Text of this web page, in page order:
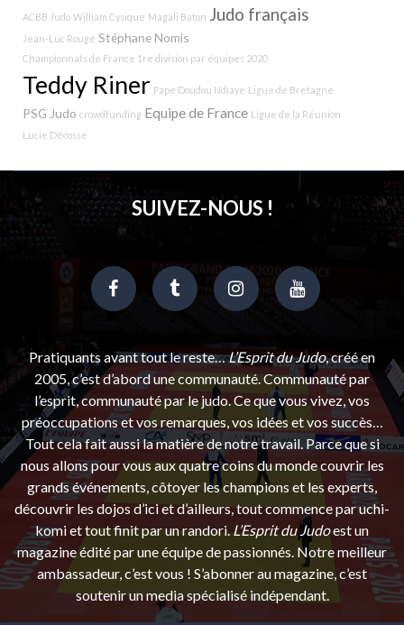
ACBB Judo William Cysique Magali Baton Judo français
Jean-Luc Rougé Stéphane Nomis
Championnats de France 1re division par équipes 2020
Teddy Riner Pape Doudou Ndiaye Ligue de Bretagne
PSG Judo crowdfunding Equipe de France Ligue de la Réunion
Lucie Décosse
SUIVEZ-NOUS !
Pratiquants avant tout le reste…L’Esprit du Judo, créé en
2005, c’est d’abord une communauté. Communauté par
l’esprit, communauté par le judo. Ce que vous vivez, vos
préoccupations et vos remarques, vos idées et vos succès…
Tout cela fait aussi la matière de notre travail. Parce que si
nous allons pour vous aux quatre coins du monde couvrir les
grands événements, côtoyer les champions et les experts,
découvrir les dojos d’ici et d’ailleurs, tout commence par uchi-
komi et tout finit par un randori.L’Esprit du Judoest un
magazine édité par une équipe de passionnés. Notre meilleur
ambassadeur, c’est vous ! S’abonner au magazine, c’est
soutenir un media spécialisé indépendant.